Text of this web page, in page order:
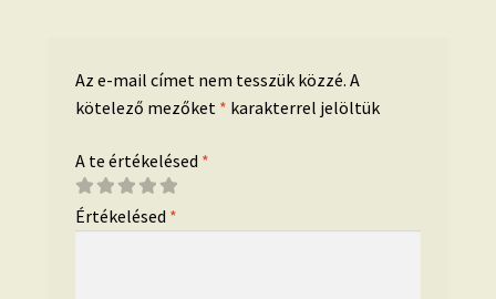
Az e-mail címet nem tesszük közzé. A
kötelező mezőket * karakterrel jelöltük
A te értékelésed *
Értékelésed *